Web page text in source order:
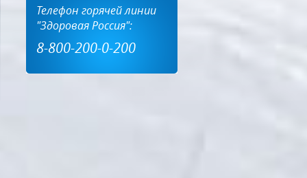
Телефон горячей линии
"Здоровая Россия":
8-800-200-0-200